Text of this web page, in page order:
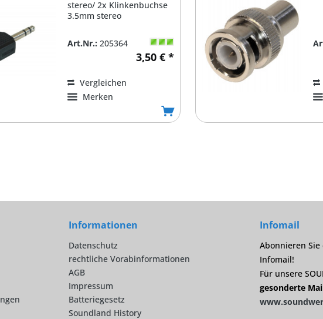
stereo/ 2x Klinkenbuchse
3.5mm stereo
Art.Nr.: 205364
3,50 € *
Vergleichen
Merken
Informationen
Datenschutz
rechtliche Vorabinformationen
AGB
Impressum
Batteriegesetz
Soundland History
Infomail
Abonnieren
Infomail!
Für unsere
gesonderte